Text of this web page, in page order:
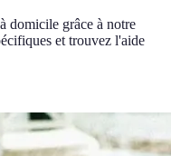
domicile grâce à notre
et trouvez l'aide